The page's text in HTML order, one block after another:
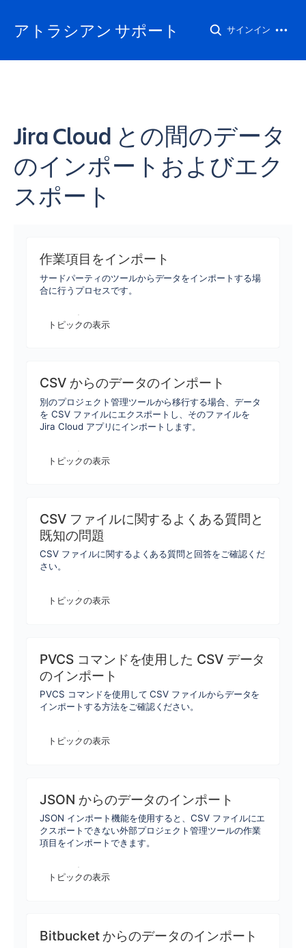
アトラシアン サポート サインイン
Jira Cloud との間のデータ
のインポートおよびエク
スポート
作業項目をインポート
サードパーティのツールからデータをインポートする場
合に行うプロセスです。
トピックの表示
CSV からのデータのインポート
別のプロジェクト管理ツールから移行する場合、データ
を CSV ファイルにエクスポートし、そのファイルを
Jira Cloud アプリにインポートします。
トピックの表示
CSV ファイルに関するよくある質問と
既知の問題
CSV ファイルに関するよくある質問と回答をご確認くだ
さい。
トピックの表示
PVCS コマンドを使用した CSV データ
のインポート
PVCS コマンドを使用して CSV ファイルからデータを
インポートする方法をご確認ください。
トピックの表示
JSON からのデータのインポート
JSON インポート機能を使用すると、CSV ファイルにエ
クスポートできない外部プロジェクト管理ツールの作業
項目をインポートできます。
トピックの表示
Bitbucket からのデータのインポート